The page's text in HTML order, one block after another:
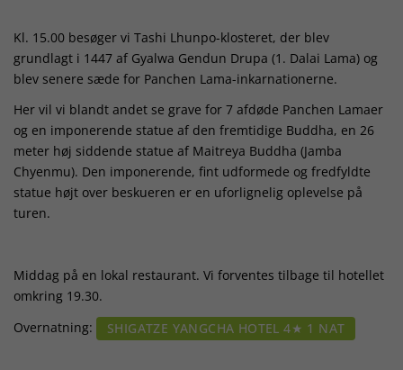
Kl. 15.00 besøger vi Tashi Lhunpo-klosteret, der blev
grundlagt i 1447 af Gyalwa Gendun Drupa (1. Dalai Lama) og
blev senere sæde for Panchen Lama-inkarnationerne.
Her vil vi blandt andet se grave for 7 afdøde Panchen Lamaer
og en imponerende statue af den fremtidige Buddha, en 26
meter høj siddende statue af Maitreya Buddha (Jamba
Chyenmu). Den imponerende, fint udformede og fredfyldte
statue højt over beskueren er en uforlignelig oplevelse på
turen.
Middag på en lokal restaurant. Vi forventes tilbage til hotellet
omkring 19.30.
Overnatning:
SHIGATZE YANGCHA HOTEL 4★ 1 NAT